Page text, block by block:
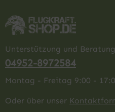
Unterstützung und
04952-8972584
Montag - Freitag 9:00 -
Oder über unser